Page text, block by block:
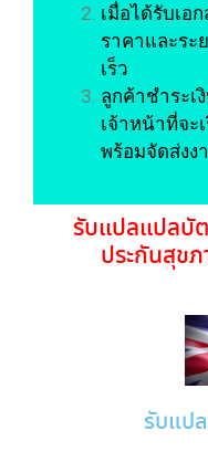
เมื่อได้รับเอ
ราคาและระ
เร็ว
ลูกค้าชำระเ
เจ้าหน้าที่จะ
พร้อมจัดส่งง
รับแปลแปลบั
ประกันสุข
รับแป